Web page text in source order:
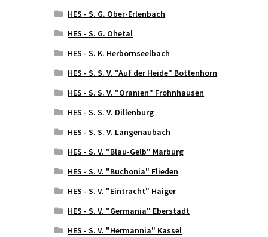
HES - S. G. Ober-Erlenbach
HES - S. G. Ohetal
HES - S. K. Herbornseelbach
HES - S. S. V. "Auf der Heide" Bottenhorn
HES - S. S. V. "Oranien" Frohnhausen
HES - S. S. V. Dillenburg
HES - S. S. V. Langenaubach
HES - S. V. "Blau-Gelb" Marburg
HES - S. V. "Buchonia" Flieden
HES - S. V. "Eintracht" Haiger
HES - S. V. "Germania" Eberstadt
HES - S. V. "Hermannia" Kassel